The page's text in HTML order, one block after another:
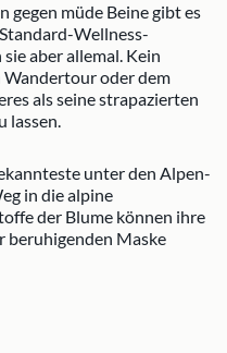
gegen müde Beine gibt es
Wellness-
aber allemal. Kein
Wandertour oder dem
als seine strapazierten
lassen.
unter den Alpen-
in die alpine
der Blume können ihre
beruhigenden Maske